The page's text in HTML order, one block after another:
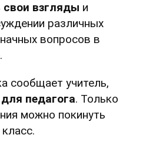
свои взгляды и
различных
вопросов в
сообщает учитель,
педагога. Только
можно покинуть